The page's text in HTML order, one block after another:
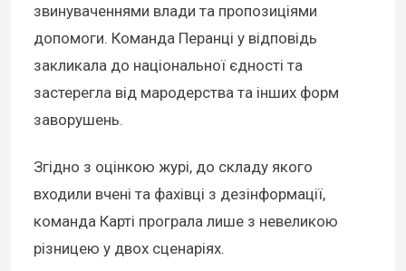
звинуваченнями влади та пропозиціями
допомоги. Команда Перанці у відповідь
закликала до національної єдності та
застерегла від мародерства та інших форм
заворушень.
Згідно з оцінкою журі, до складу якого
входили вчені та фахівці з дезінформації,
команда Карті програла лише з невеликою
різницею у двох сценаріях.